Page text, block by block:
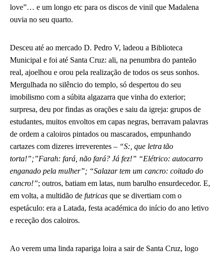
love”… e um longo etc para os discos de vinil que Madalena
ouvia no seu quarto.
Desceu até ao mercado D. Pedro V, ladeou a Biblioteca
Municipal e foi até Santa Cruz: ali, na penumbra do panteão
real, ajoelhou e orou pela realização de todos os seus sonhos.
Mergulhada no silêncio do templo, só despertou do seu
imobilismo com a súbita algazarra que vinha do exterior;
surpresa, deu por findas as orações e saiu da igreja: grupos de
estudantes, muitos envoltos em capas negras, berravam palavras
de ordem a caloiros pintados ou mascarados, empunhando
cartazes com dizeres irreverentes – “S:, que letratão
torta!”;”Farah: fará, não fará? Já fez!” “Elétrico: autocarro
enganado pela mulher”; “Salazar tem um cancro: coitado do
cancro!”; outros, batiam em latas, num barulho ensurdecedor. E,
em volta, a multidão de futricas que se divertiam com o
espetáculo: era a Latada, festa académica do início do ano letivo
e receção dos caloiros.
Ao verem uma linda rapariga loira a sair de Santa Cruz, logo